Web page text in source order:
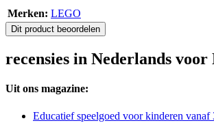
Merken: LEGO
Dit product beoordelen
recensies in Nederlands
Uit ons magazine:
Educatief speelgoed voor kinderen vanaf